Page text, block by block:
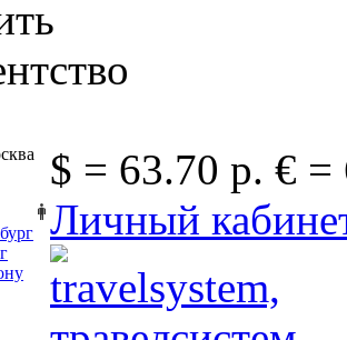
$ = 63.70 р. € =
Личный